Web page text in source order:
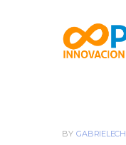
BY GABRIELECH